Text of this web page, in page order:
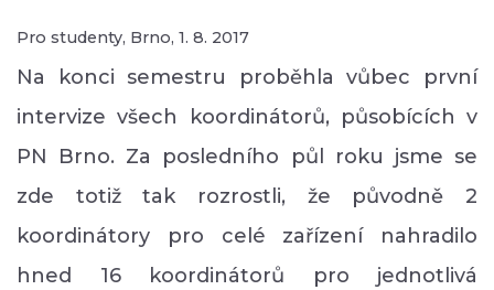
KLIENTI
PROFESIONÁLOVÉ
STUDENTI
Pro studenty, Brno, 1. 8. 2017
Na konci semestru proběhla vůbec první
intervize všech koordinátorů, působících v
PN Brno. Za posledního půl roku jsme se
zde totiž tak rozrostli, že původně 2
koordinátory pro celé zařízení nahradilo
hned 16 koordinátorů pro jednotlivá